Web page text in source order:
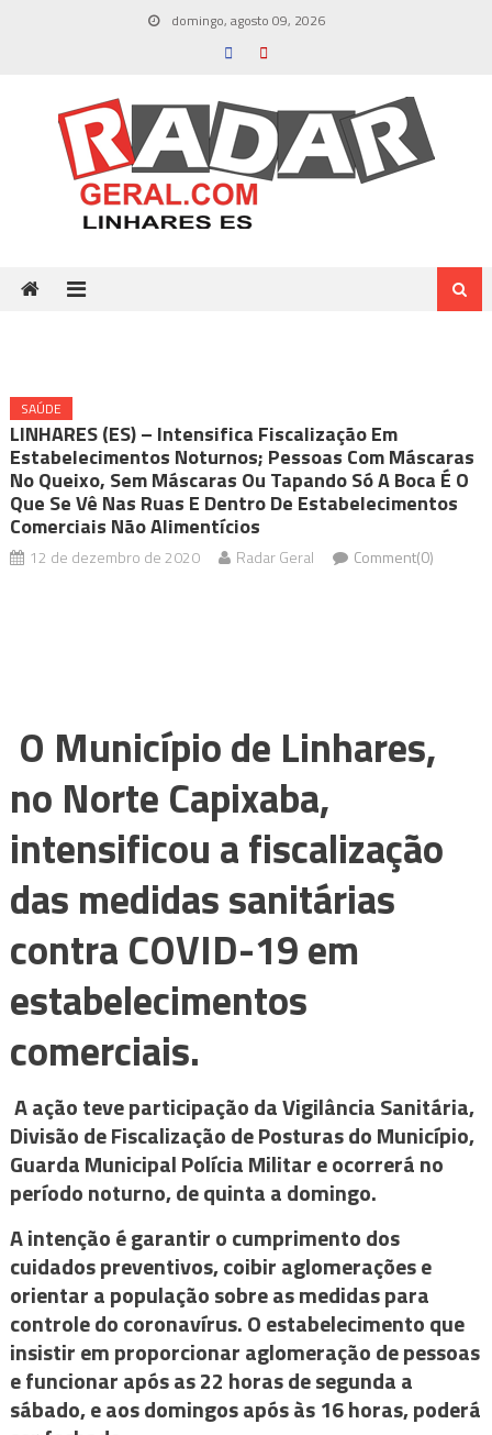
domingo, agosto 09, 2026
SAÚDE
LINHARES (ES) – Intensifica Fiscalização Em
Estabelecimentos Noturnos; Pessoas Com Máscaras
No Queixo, Sem Máscaras Ou Tapando Só A Boca É O
Que Se Vê Nas Ruas E Dentro De Estabelecimentos
Comerciais Não Alimentícios
12 de dezembro de 2020 Radar Geral Comment(0)
O Município de Linhares,
no Norte Capixaba,
intensificou a fiscalização
das medidas sanitárias
contra COVID-19 em
estabelecimentos
comerciais.
A ação teve participação da Vigilância Sanitária,
Divisão de Fiscalização de Posturas do Município,
Guarda Municipal Polícia Militar e ocorrerá no
período noturno, de quinta a domingo.
A intenção é garantir o cumprimento dos
cuidados preventivos, coibir aglomerações e
orientar a população sobre as medidas para
controle do coronavírus. O estabelecimento que
insistir em proporcionar aglomeração de pessoas
e funcionar após as 22 horas de segunda a
sábado, e aos domingos após às 16 horas, poderá